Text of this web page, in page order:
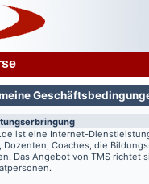
ist eine Internet-
Dozenten, Coaches, die
Das Angebot von TMS richtet